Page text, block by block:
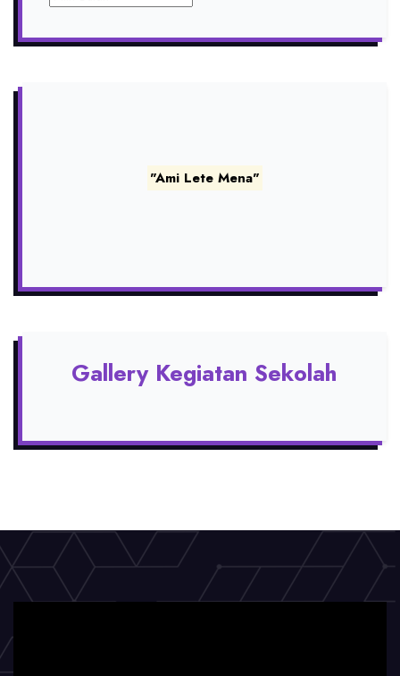
"Ami Lete Mena"
Gallery Kegiatan Sekolah